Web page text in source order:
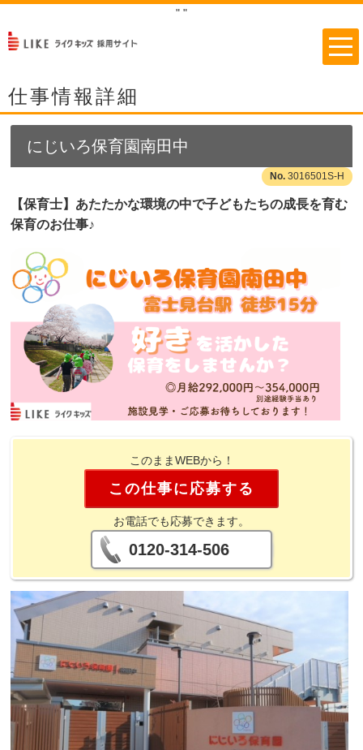
" "
仕事情報詳細
にじいろ保育園南田中
3016501S-H
【保育士】あたたかな環境の中で子どもたちの成長を育む
保育のお仕事♪
このままWEBから！
この仕事に応募する
お電話でも応募できます。
0120-314-506